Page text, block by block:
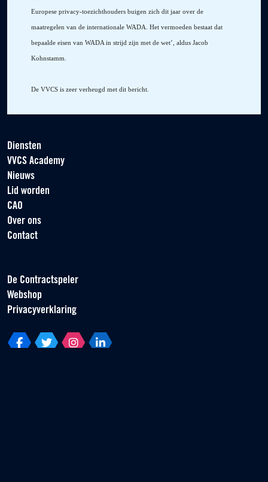
Europese privacy-toezichthouders buigen zich dit jaar over de
maatregelen van de internationale WADA. Het vermoeden bestaat dat
bepaalde eisen van WADA in strijd zijn met de wet’, aldus Jacob
Kohnstamm.
De VVCS is zeer verheugd met dit bericht.
Diensten
VVCS Academy
Nieuws
Lid worden
CAO
Over ons
Contact
De Contractspeler
Webshop
Privacyverklaring